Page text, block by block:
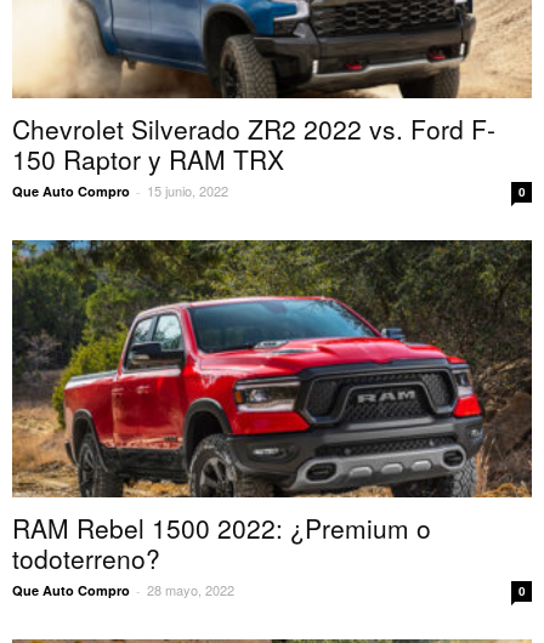
Chevrolet Silverado ZR2 2022 vs. Ford F-
150 Raptor y RAM TRX
Que Auto Compro - 15 junio, 2022 0
RAM Rebel 1500 2022: ¿Premium o
todoterreno?
Que Auto Compro - 28 mayo, 2022 0